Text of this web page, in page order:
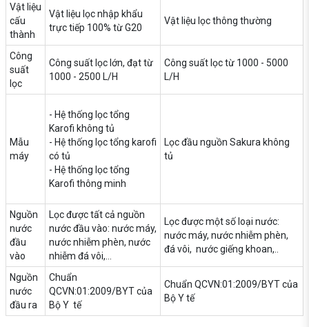
Vật liệu
cấu
thành
Vật liệu lọc nhập khẩu
trực tiếp 100% từ G20
Vật liệu lọc thông thường
Công
suất
lọc
Công suất lọc lớn, đạt từ
1000 - 2500 L/H
Công suất lọc từ 1000 - 5000
L/H
Mẫu
máy
- Hệ thống lọc tổng
Karofi không tủ
- Hệ thống lọc tổng karofi
có tủ
- Hệ thống lọc tổng
Karofi thông minh
Lọc đầu nguồn Sakura không
tủ
Nguồn
nước
đầu
vào
Lọc được tất cả nguồn
nước đầu vào: nước máy,
nước nhiễm phèn, nước
nhiễm đá vôi,...
Lọc được một số loại nước:
nước máy, nước nhiễm phèn,
đá vôi, nước giếng khoan,..
Nguồn
nước
đầu ra
Chuẩn
QCVN:01:2009/BYT của
Bộ Y tế
Chuẩn QCVN:01:2009/BYT của
Bộ Y tế